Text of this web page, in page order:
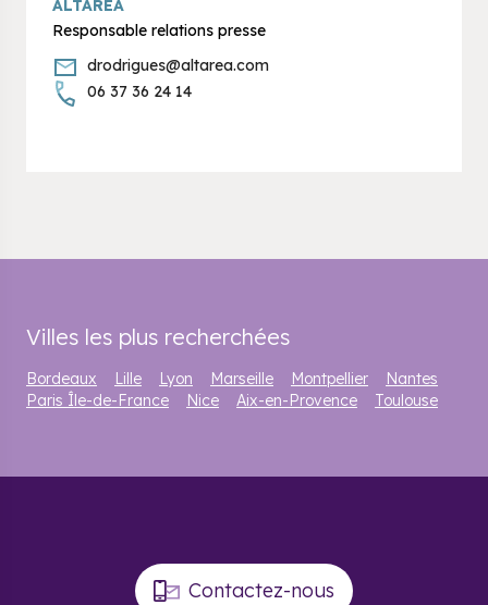
ALTAREA
Responsable relations presse
drodrigues@altarea.com
06 37 36 24 14
Villes les plus recherchées
Bordeaux Lille Lyon Marseille Montpellier
Nantes
Paris Île-de-France
Nice Aix-en-Provence Toulouse
Contactez-nous